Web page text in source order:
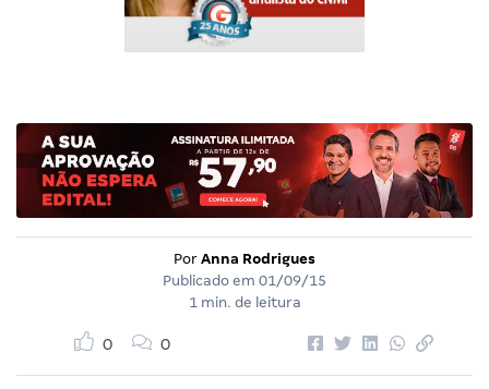
Por Anna Rodrigues
Publicado em 01/09/15
1 min. de leitura
0 0